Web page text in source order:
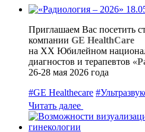
Приглашаем Вас посетить
компании GE HealthCare
на XX Юбилейном
диагностов и терапевтов
26-28 мая 2026 года
#GE Healthecare
Читать далее